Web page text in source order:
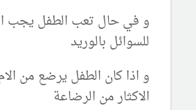
و في حال تعب الطفل يجب
للسوائل بالوريد
و اذا كان الطفل يرضع من
الاكثار من الرضاعة